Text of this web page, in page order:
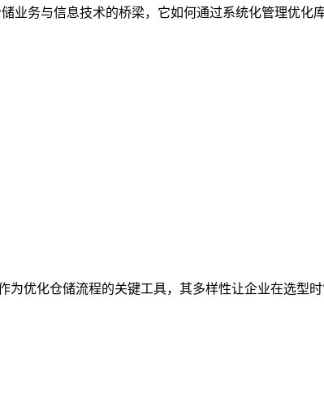
业务与信息技术的桥梁，它如何通过系统化管理优化
优化仓储流程的关键工具，其多样性让企业在选型